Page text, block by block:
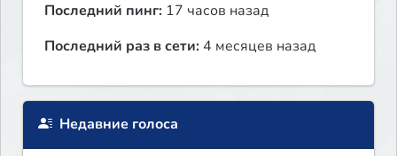
Последний пинг: 17 часов назад
Последний раз в сети: 4 месяцев назад
Недавние голоса